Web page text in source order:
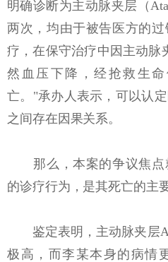
明确诊断为主动脉夹层（
两次，均由于被告医方的
疗，在保守治疗中因主动脉
然血压下降，经抢救生
亡。"承办人表示，可以认
之间存在因果关系。
那么，本案的争议焦点
的诊疗行为，是其死亡的主
鉴定表明，主动脉夹层A
极高，而李某本身的病情